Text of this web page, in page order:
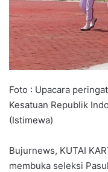
Foto : Upacara
Kesatuan Republik
(Istimewa)
Bujurnews, KUTAI
membuka seleksi